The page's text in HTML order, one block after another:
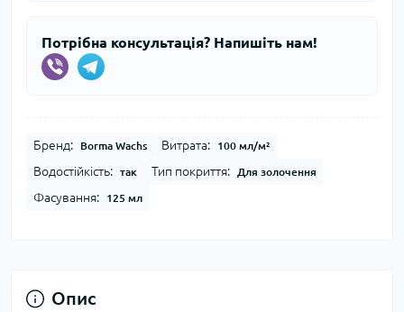
Потрібна консультація? Напишіть нам!
Бренд: Borma Wachs Витрата: 100 мл/м²
Водостійкість: так Тип покриття: Для золочення
Фасування: 125 мл
Опис